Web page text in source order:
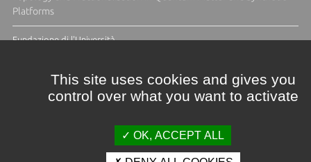
Platforms
Fundazione di l'Università
This site uses cookies and gives you
control over what you want to activate
OK, ACCEPT ALL